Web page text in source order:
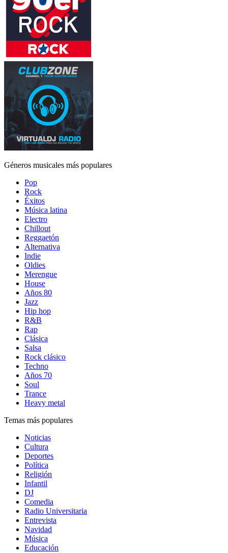
Géneros musicales más populares
Pop
Rock
Éxitos
Música latina
Electro
Chillout
Reggaetón
Alternativa
Indie
Oldies
Merengue
House
Años 80
Jazz
Hip hop
R&B
Rap
Clásica
Salsa
Rock clásico
Techno
Años 70
Soul
Trance
Heavy metal
Temas más populares
Noticias
Cultura
Deportes
Política
Religión
Infantil
DJ
Comedia
Radio Universitaria
Entrevista
Navidad
Música
Educación